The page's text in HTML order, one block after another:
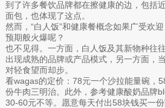
到了许多餐饮品牌都在擦健康的边，包括
面包，也体现了这点。
然而，“白人饭”和健康餐概念如果广受欢
预期般火爆呢？
也不见得。一方面，白人饭及其新物种往
出现成熟的品牌或产品模式，另一方面，
对轻食望而却步。
看wagas的定价：78元一个沙拉能量碗，
份牛肉三明治。此外，参考健康酸奶品牌
30-60元不等。愿意每天付出58块钱买一份